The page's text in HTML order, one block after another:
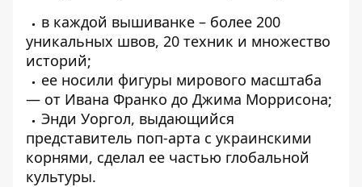
в каждой вышиванке – более 200
уникальных швов, 20 техник и множество
историй;
ее носили фигуры мирового масштаба
— от Ивана Франко до Джима Моррисона;
Энди Уоргол, выдающийся
представитель поп-арта с украинскими
корнями, сделал ее частью глобальной
культуры.